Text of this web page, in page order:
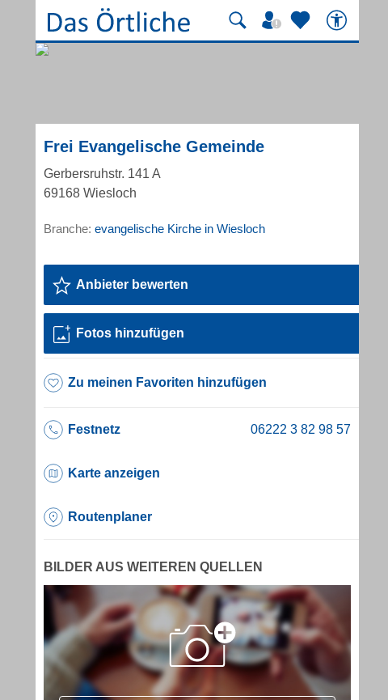
Frei Evangelische Gemeinde
Gerbersruhstr. 141 A
69168 Wiesloch
Branche: evangelische Kirche in Wiesloch
Anbieter bewerten
Fotos hinzufügen
Zu meinen Favoriten hinzufügen
Festnetz
Karte anzeigen
Routenplaner
BILDER AUS WEITEREN QUELLEN